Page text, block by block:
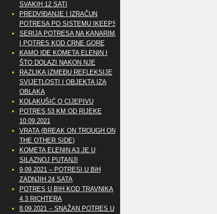
SVAKIH 12 SATI
PREDVIĐANJE I IZRAČUN
POTRESA PO SISTEMU IKEEPS
SERIJA POTRESA NA KANARIMA
I POTRES KOD CRNE GORE
KAMO IDE KOMETA ELENIN I
ŠTO DOLAZI NAKON NJE
RAZLIKA IZMEĐU REFLEKSIJE
SVIJETLOSTI I OBJEKTA IZA
OBLAKA
KOLAKUŠIĆ O CIJEPIVU
POTRES 53 KM OD RIJEKE
10.09.2021
VRATA (BREAK ON TROUGH ON
THE OTHER SIDE)
KOMETA ELENIN A3 JE U
SILAZNOJ PUTANJI
9.09.2021 – POTRESI U BiH
ZADNJIH 24 SATA
POTRES U BIH KOD TRAVNIKA
4.3 RICHTERA
8.09.2021 – SNAŽAN POTRES U